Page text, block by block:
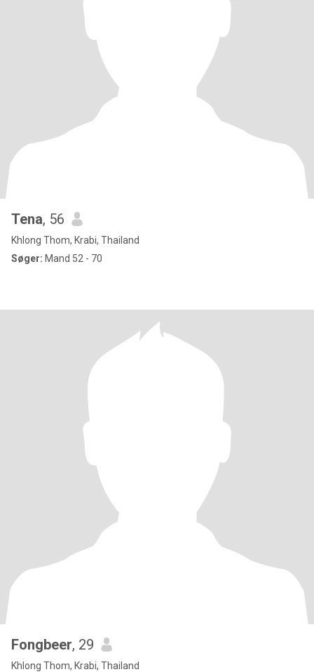
Tena, 56
Khlong Thom, Krabi, Thailand
Søger: Mand 52 - 70
Fongbeer, 29
Khlong Thom, Krabi, Thailand